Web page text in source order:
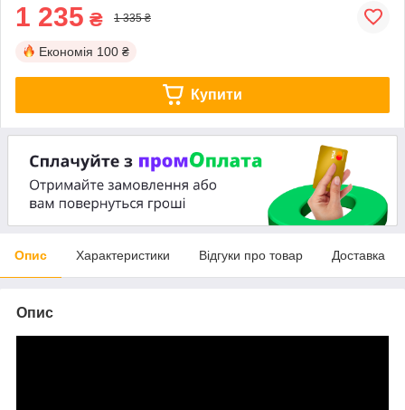
1 235 ₴ 1 335 ₴
Економія 100 ₴
Купити
Опис Характеристики Відгуки про товар Доставка
Опис